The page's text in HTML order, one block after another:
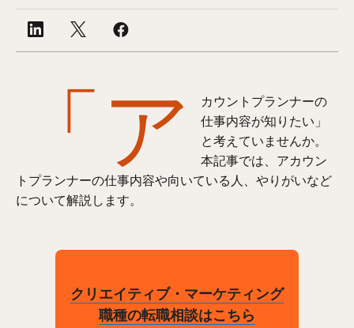
「ア
カウントプランナーの
仕事内容が知りたい」
と考えていませんか。
本記事では、アカウン
トプランナーの仕事内容や向いている人、やりがいなど
について解説します。
クリエイティブ・マーケティング
職種の転職相談はこちら